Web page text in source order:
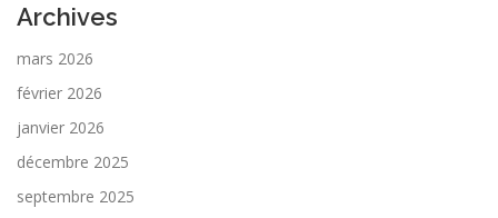
Archives
mars 2026
février 2026
janvier 2026
décembre 2025
septembre 2025